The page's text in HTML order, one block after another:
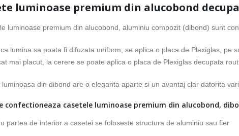
luminoase premium din alucobond
luminoase premium din alucobond, aluminiu compozit (dibond) sunt
lumina sa poata fi difuzata uniform, se aplica o placa de Plexiglas,
mai placut, la cerere se poate aplica o placa de Plexiglas decupata
luminoasa din dibond are o eleganta aparte si un avantaj clar datorita
confectioneaza casetele luminoase premium din alucobond,
partea de interior a casetei se foloseste structura de aluminiu sau fier